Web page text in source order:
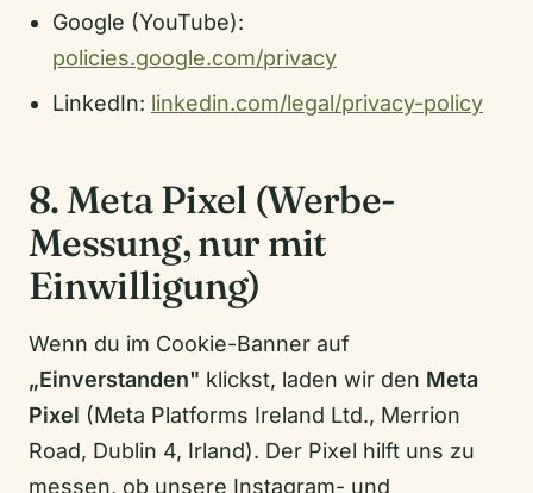
Google (YouTube):
policies.google.com/privacy
LinkedIn: linkedin.com/legal/privacy-policy
8. Meta Pixel (Werbe-
Messung, nur mit
Einwilligung)
Wenn du im Cookie-Banner auf
„Einverstanden" klickst, laden wir den Meta
Pixel (Meta Platforms Ireland Ltd., Merrion
Road, Dublin 4, Irland). Der Pixel hilft uns zu
messen, ob unsere Instagram- und